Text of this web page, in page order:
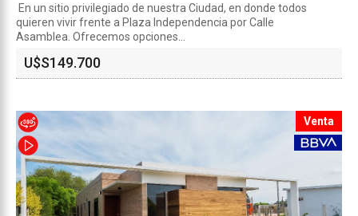
En un sitio privilegiado de nuestra Ciudad, en donde todos
quieren vivir frente a Plaza Independencia por Calle
Asamblea. Ofrecemos opciones...
U$S149.700
Venta